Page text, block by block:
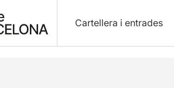
Cartellera i entrades